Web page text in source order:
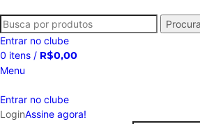
Procura
Entrar no clube
0 itens / R$0,00
Menu
Entrar no clube
LoginAssine agora!